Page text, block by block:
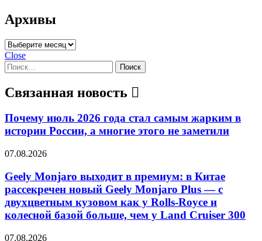
Архивы
Архивы
Close
Найти:
Связанная новость
Почему июль 2026 года стал самым жарким в
истории России, а многие этого не заметили
07.08.2026
Geely Monjaro выходит в премиум: в Китае
рассекречен новый Geely Monjaro Plus — с
двухцветным кузовом как у Rolls-Royce и
колесной базой больше, чем у Land Cruiser 300
07.08.2026